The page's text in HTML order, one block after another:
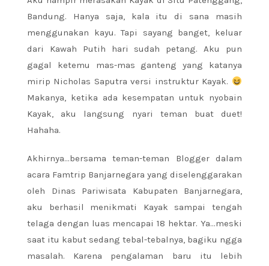
Bandung. Hanya saja, kala itu di sana masih
menggunakan kayu. Tapi sayang banget, keluar
dari Kawah Putih hari sudah petang. Aku pun
gagal ketemu mas-mas ganteng yang katanya
mirip Nicholas Saputra versi instruktur Kayak.
Makanya, ketika ada kesempatan untuk nyobain
Kayak, aku langsung nyari teman buat duet!
Hahaha.
Akhirnya…bersama teman-teman Blogger dalam
acara Famtrip Banjarnegara yang diselenggarakan
oleh Dinas Pariwisata Kabupaten Banjarnegara,
aku berhasil menikmati Kayak sampai tengah
telaga dengan luas mencapai 18 hektar. Ya…meski
saat itu kabut sedang tebal-tebalnya, bagiku ngga
masalah. Karena pengalaman baru itu lebih